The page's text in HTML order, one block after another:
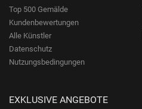
Top 500 Gemälde
Kundenbewertungen
Alle Künstler
Datenschutz
Nutzungsbedingungen
EXKLUSIVE ANGEBOTE